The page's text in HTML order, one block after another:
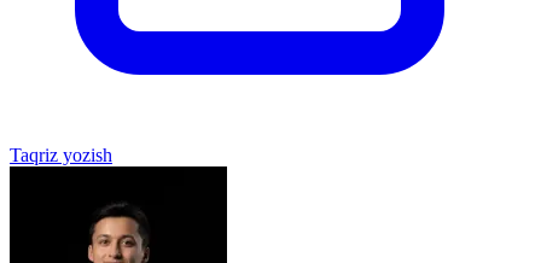
Taqriz yozish